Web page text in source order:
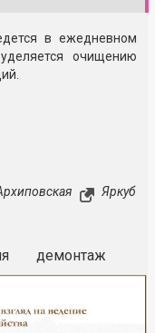
в ежедневном
очищению
Яркуб
демонтаж